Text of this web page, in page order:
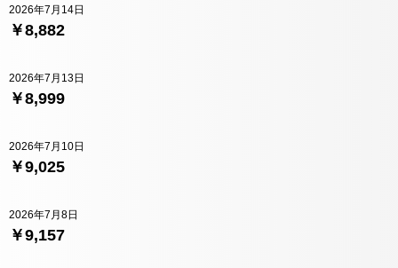
￥8,882
2026年7月14日
￥8,999
2026年7月13日
￥9,025
2026年7月10日
￥9,157
2026年7月8日